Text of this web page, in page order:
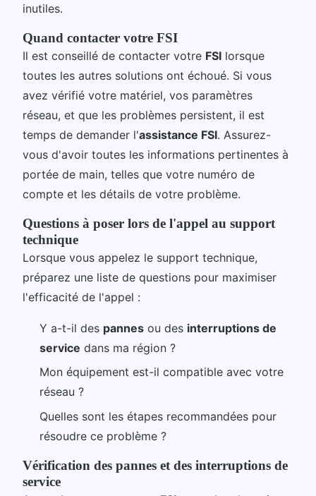
inutiles.
Quand contacter votre FSI
Il est conseillé de contacter votre FSI lorsque
toutes les autres solutions ont échoué. Si vous
avez vérifié votre matériel, vos paramètres
réseau, et que les problèmes persistent, il est
temps de demander l'assistance FSI. Assurez-
vous d'avoir toutes les informations pertinentes à
portée de main, telles que votre numéro de
compte et les détails de votre problème.
Questions à poser lors de l'appel au support
technique
Lorsque vous appelez le support technique,
préparez une liste de questions pour maximiser
l'efficacité de l'appel :
Y a-t-il des pannes ou des interruptions de
service dans ma région ?
Mon équipement est-il compatible avec votre
réseau ?
Quelles sont les étapes recommandées pour
résoudre ce problème ?
Vérification des pannes et des interruptions de
service